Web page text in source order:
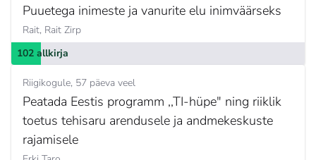
Puuetega inimeste ja vanurite elu inimväärseks
Rait, Rait Zirp
102 allkirja
Riigikogule 57 päeva veel
Peatada Eestis programm ,,TI-hüpe" ning riiklik
toetus tehisaru arendusele ja andmekeskuste
rajamisele